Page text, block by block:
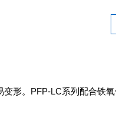
形。PFP-LC系列配合铁